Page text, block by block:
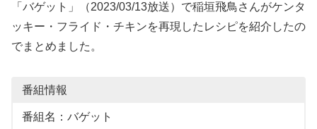
「バゲット」（2023/03/13放送）で稲垣飛鳥さんがケンタ
ッキー・フライド・チキンを再現したレシピを紹介したの
でまとめました。
番組情報
番組名：バゲット